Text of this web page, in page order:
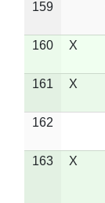
159
160 X
161 X
162
163 X